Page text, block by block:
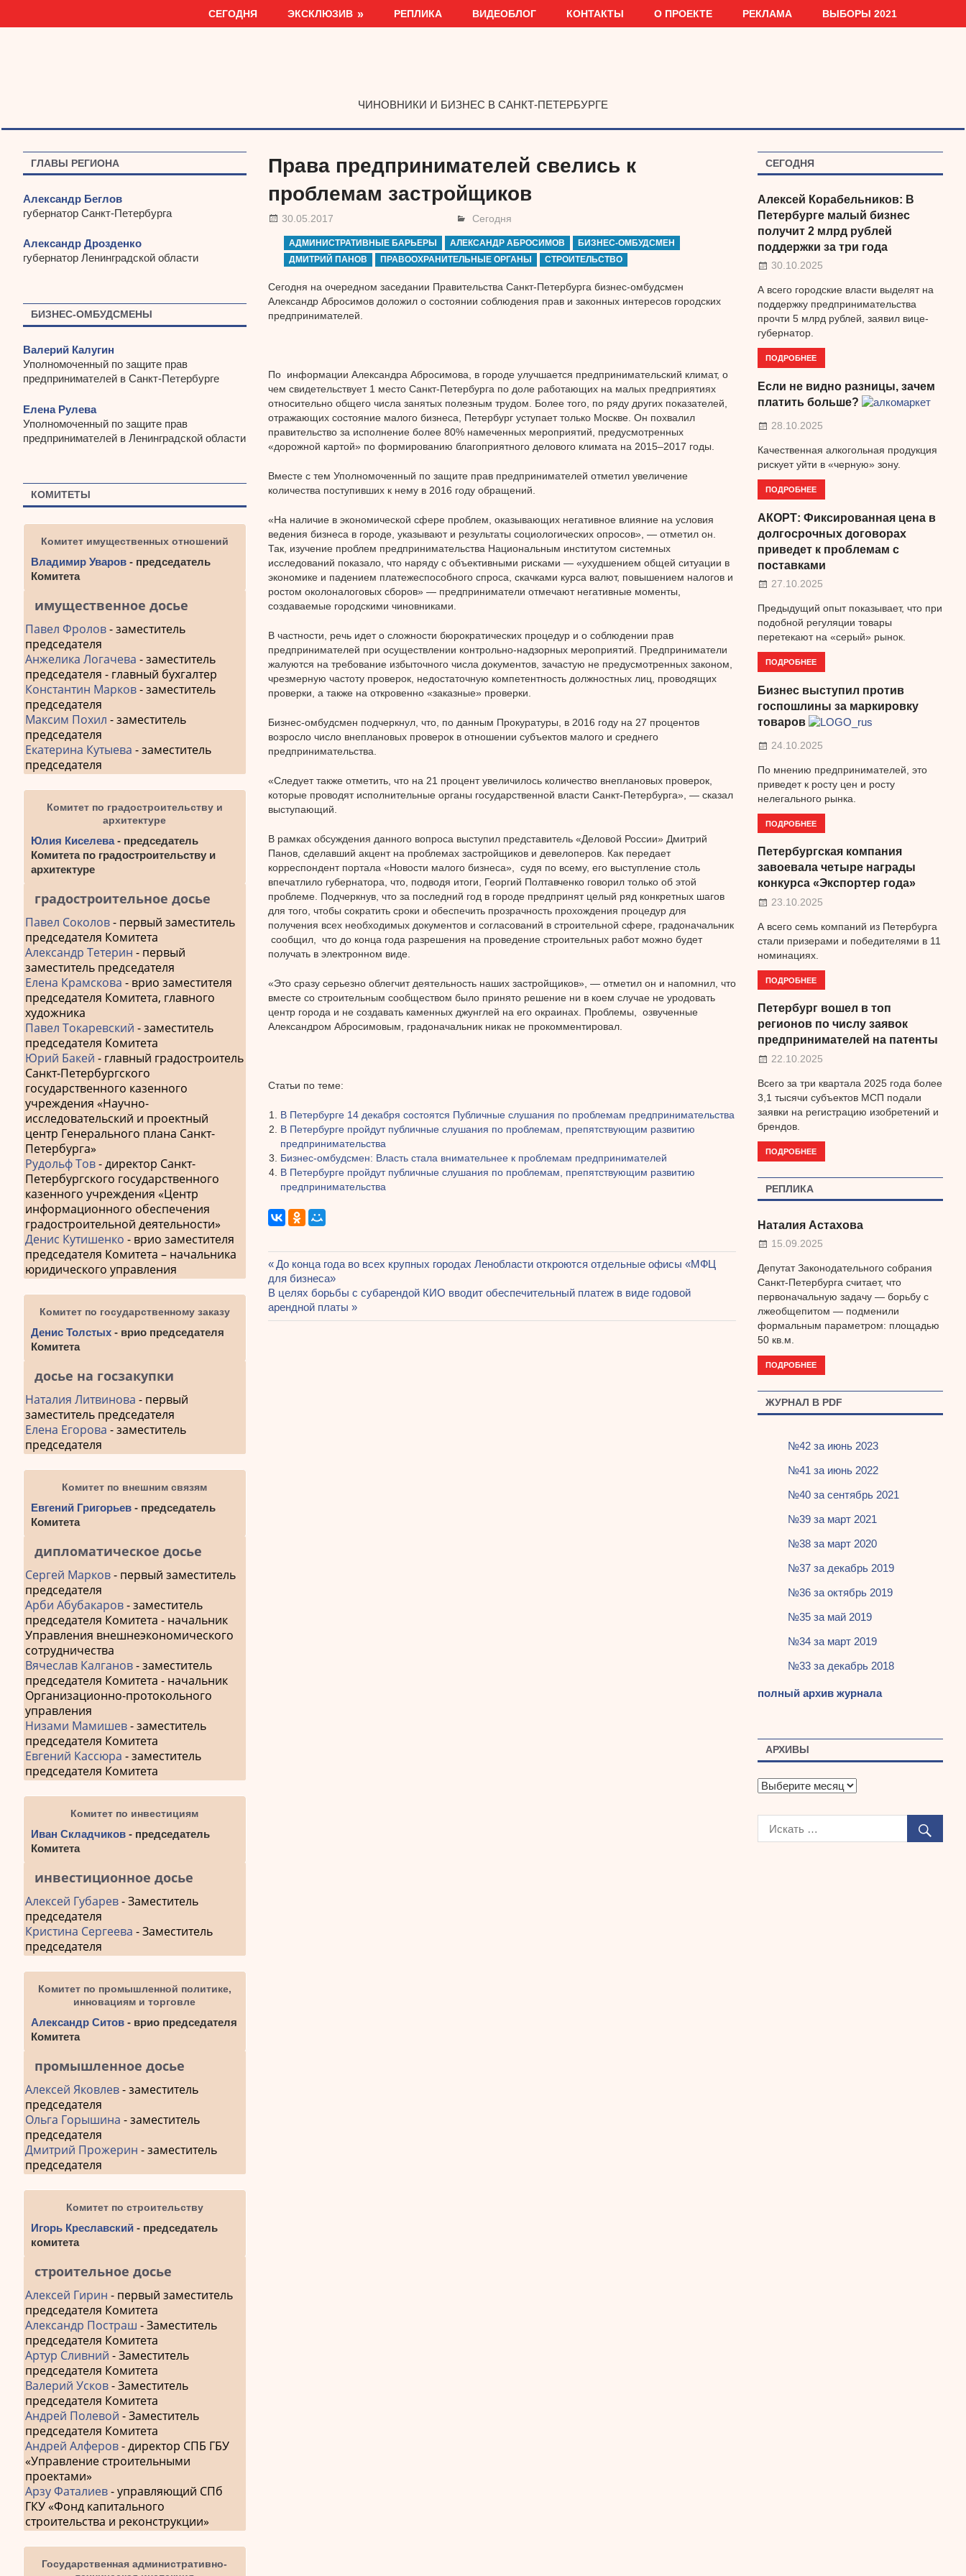
СЕГОДНЯ ЭКСКЛЮЗИВ РЕПЛИКА ВИДЕОБЛОГ КОНТАКТЫ О ПРОЕКТЕ РЕКЛАМА ВЫБОРЫ 2021
ЧИНОВНИКИ И БИЗНЕС В САНКТ-ПЕТЕРБУРГЕ
Права предпринимателей свелись к
проблемам застройщиков
30.05.2017 Сегодня
АДМИНИСТРАТИВНЫЕ БАРЬЕРЫ АЛЕКСАНДР АБРОСИМОВ
БИЗНЕС-ОМБУДСМЕН
ДМИТРИЙ ПАНОВ
ПРАВООХРАНИТЕЛЬНЫЕ ОРГАНЫ СТРОИТЕЛЬСТВО
Сегодня на очередном заседании Правительства Санкт-Петербурга бизнес-омбудсмен
Александр Абросимов доложил о состоянии соблюдения прав и законных интересов городских
предпринимателей.
По информации Александра Абросимова, в городе улучшается предпринимательский климат, о
чем свидетельствует 1 место Санкт-Петербурга по доле работающих на малых предприятиях
относительно общего числа занятых полезным трудом. Более того, по ряду других показателей,
отражающих состояние малого бизнеса, Петербург уступает только Москве. Он похвалил
правительство за исполнение более 80% намеченных мероприятий, предусмотренных
«дорожной картой» по формированию благоприятного делового климата на 2015–2017 годы.
Вместе с тем Уполномоченный по защите прав предпринимателей отметил увеличение
количества поступивших к нему в 2016 году обращений.
«На наличие в экономической сфере проблем, оказывающих негативное влияние на условия
ведения бизнеса в городе, указывают и результаты социологических опросов», — отметил он.
Так, изучение проблем предпринимательства Национальным институтом системных
исследований показало, что наряду с объективными рисками — «ухудшением общей ситуации в
экономике и падением платежеспособного спроса, скачками курса валют, повышением налогов и
ростом околоналоговых сборов» — предприниматели отмечают негативные моменты,
создаваемые городскими чиновниками.
В частности, речь идет о сложности бюрократических процедур и о соблюдении прав
предпринимателей при осуществлении контрольно-надзорных мероприятий. Предприниматели
жалуются на требование избыточного числа документов, зачастую не предусмотренных законом,
чрезмерную частоту проверок, недостаточную компетентность должностных лиц, проводящих
проверки, а также на откровенно «заказные» проверки.
Бизнес-омбудсмен подчеркнул, что, по данным Прокуратуры, в 2016 году на 27 процентов
возросло число внеплановых проверок в отношении субъектов малого и среднего
предпринимательства.
«Следует также отметить, что на 21 процент увеличилось количество внеплановых проверок,
которые проводят исполнительные органы государственной власти Санкт-Петербурга», — сказал
выступающий.
В рамках обсуждения данного вопроса выступил представитель «Деловой России» Дмитрий
Панов, сделавший акцент на проблемах застройщиков и девелоперов. Как передает
корреспондент портала «Новости малого бизнеса», судя по всему, его выступление столь
впечатлило губернатора, что, подводя итоги, Георгий Полтавченко говорил только об этой
проблеме. Подчеркнув, что за последний год в городе предпринят целый ряд конкретных шагов
для того, чтобы сократить сроки и обеспечить прозрачность прохождения процедур для
получения всех необходимых документов и согласований в строительной сфере, градоначальник
сообщил, что до конца года разрешения на проведение строительных работ можно будет
получать в электронном виде.
«Это сразу серьезно облегчит деятельность наших застройщиков», — отметил он и напомнил, что
вместе со строительным сообществом было принято решение ни в коем случае не уродовать
центр города и не создавать каменных джунглей на его окраинах. Проблемы, озвученные
Александром Абросимовым, градоначальник никак не прокомментировал.
Статьи по теме:
В Петербурге 14 декабря состоятся Публичные слушания по проблемам предпринимательства
В Петербурге пройдут публичные слушания по проблемам, препятствующим развитию
предпринимательства
Бизнес-омбудсмен: Власть стала внимательнее к проблемам предпринимателей
В Петербурге пройдут публичные слушания по проблемам, препятствующим развитию
предпринимательства
Навигация
по
записям
Предыдущая
запись:
До конца года во всех крупных городах Ленобласти откроются отдельные офисы «МФЦ
для бизнеса»
Следующая
запись:
В целях борьбы с субарендой КИО вводит обеспечительный платеж в виде годовой
арендной платы
ГЛАВЫ РЕГИОНА
Александр Беглов
губернатор Санкт-Петербурга
Александр Дрозденко
губернатор Ленинградской области
БИЗНЕС-ОМБУДСМЕНЫ
Валерий Калугин
Уполномоченный по защите прав
предпринимателей в Санкт-Петербурге
Елена Рулева
Уполномоченный по защите прав
предпринимателей в Ленинградской области
КОМИТЕТЫ
Комитет имущественных отношений
Владимир Уваров - председатель
Комитета
имущественное досье
Павел Фролов- заместитель
председателя
Анжелика Логачева - заместитель
председателя - главный бухгалтер
Константин Марков- заместитель
председателя
Максим Похил - заместитель
председателя
Екатерина Кутыева - заместитель
председателя
Комитет по градостроительству и
архитектуре
Юлия Киселева- председатель
Комитета по градостроительству и
архитектуре
градостроительное досье
Павел Соколов- первый заместитель
председателя Комитета
Александр Тетерин - первый
заместитель председателя
Елена Крамскова - врио заместителя
председателя Комитета, главного
художника
Павел Токаревский - заместитель
председателя Комитета
Юрий Бакей - главный градостроитель
Санкт-Петербургского
государственного казенного
учреждения «Научно-
исследовательский и проектный
центр Генерального плана Санкт-
Петербурга»
Рудольф Тов- директор Санкт-
Петербургского государственного
казенного учреждения «Центр
информационного обеспечения
градостроительной деятельности»
Денис Кутишенко - врио заместителя
председателя Комитета – начальника
юридического управления
Комитет по государственному заказу
Денис Толстых - врио председателя
Комитета
досье на госзакупки
Наталия Литвинова - первый
заместитель председателя
Елена Егорова - заместитель
председателя
Комитет по внешним связям
Евгений Григорьев - председатель
Комитета
дипломатическое досье
Сергей Марков- первый заместитель
председателя
Арби Абубакаров- заместитель
председателя Комитета - начальник
Управления внешнеэкономического
сотрудничества
Вячеслав Калганов- заместитель
председателя Комитета - начальник
Организационно-протокольного
управления
Низами Мамишев- заместитель
председателя Комитета
Евгений Кассюра - заместитель
председателя Комитета
Комитет по инвестициям
Иван Складчиков - председатель
Комитета
инвестиционное досье
Алексей Губарев- Заместитель
председателя
Кристина Сергеева - Заместитель
председателя
Комитет по промышленной политике,
инновациям и торговле
Александр Ситов - врио председателя
Комитета
промышленное досье
Алексей Яковлев- заместитель
председателя
Ольга Горышина - заместитель
председателя
Дмитрий Прожерин - заместитель
председателя
Комитет по строительству
Игорь Креславский - председатель
комитета
строительное досье
Алексей Гирин - первый заместитель
председателя Комитета
Александр Постраш - Заместитель
председателя Комитета
Артур Сливний - Заместитель
председателя Комитета
Валерий Усков- Заместитель
председателя Комитета
Андрей Полевой - Заместитель
председателя Комитета
Андрей Алферов- директор СПБ ГБУ
«Управление строительными
проектами»
Арзу Фаталиев- управляющий СПб
ГКУ «Фонд капитального
строительства и реконструкции»
Государственная административно-
СЕГОДНЯ
Алексей Корабельников: В
Петербурге малый бизнес
получит 2 млрд рублей
поддержки за три года
30.10.2025
А всего городские власти выделят на
поддержку предпринимательства
прочти 5 млрд рублей, заявил вице-
губернатор.
ПОДРОБНЕЕ
Если не видно разницы, зачем
платить больше?
28.10.2025
Качественная алкогольная продукция
рискует уйти в «черную» зону.
ПОДРОБНЕЕ
АКОРТ: Фиксированная цена в
долгосрочных договорах
приведет к проблемам с
поставками
27.10.2025
Предыдущий опыт показывает, что при
подобной регуляции товары
перетекают на «серый» рынок.
ПОДРОБНЕЕ
Бизнес выступил против
госпошлины за маркировку
товаров
24.10.2025
По мнению предпринимателей, это
приведет к росту цен и росту
нелегального рынка.
ПОДРОБНЕЕ
Петербургская компания
завоевала четыре награды
конкурса «Экспортер года»
23.10.2025
А всего семь компаний из Петербурга
стали призерами и победителями в 11
номинациях.
ПОДРОБНЕЕ
Петербург вошел в топ
регионов по числу заявок
предпринимателей на патенты
22.10.2025
Всего за три квартала 2025 года более
3,1 тысячи субъектов МСП подали
заявки на регистрацию изобретений и
брендов.
ПОДРОБНЕЕ
РЕПЛИКА
Наталия Астахова
15.09.2025
Депутат Законодательного собрания
Санкт-Петербурга считает, что
первоначальную задачу — борьбу с
лжеобщепитом — подменили
формальным параметром: площадью
50 кв.м.
ПОДРОБНЕЕ
ЖУРНАЛ В PDF
№42 за июнь 2023
№41 за июнь 2022
№40 за сентябрь 2021
№39 за март 2021
№38 за март 2020
№37 за декабрь 2019
№36 за октябрь 2019
№35 за май 2019
№34 за март 2019
№33 за декабрь 2018
полный архив журнала
АРХИВЫ
А
х
в